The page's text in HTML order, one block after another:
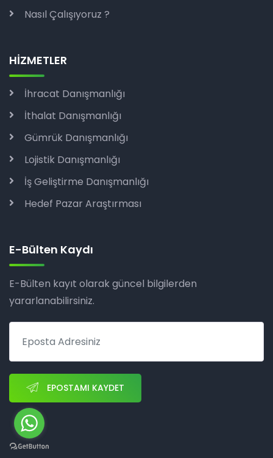
Nasıl Çalışıyoruz ?
HİZMETLER
İhracat Danışmanlığı
İthalat Danışmanlığı
Gümrük Danışmanlığı
Lojistik Danışmanlığı
İş Geliştirme Danışmanlığı
Hedef Pazar Araştırması
E-Bülten Kaydı
E-Bülten kayıt olarak güncel bilgilerden
yararlanabilirsiniz.
EPOSTAMI KAYDET